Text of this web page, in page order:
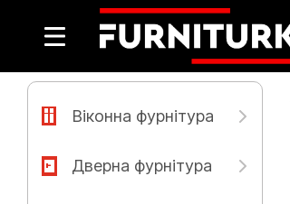
Віконна фурнітура
Дверна фурнітура